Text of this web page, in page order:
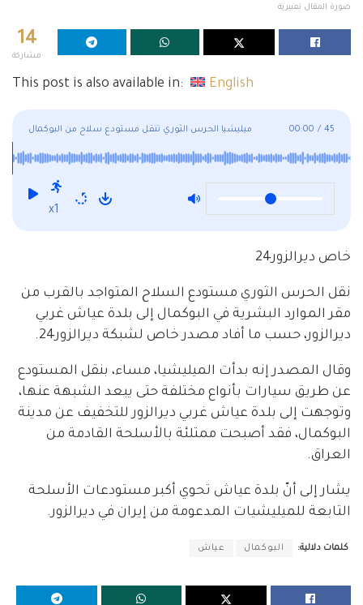
صورة المقال تعبيرية
14
مشاركة
This post is also available in: English
ميليشيا الحرس الثوري تنقل مستودع سلاح من البوكمال 00:00 / 45
x1
خاص ديرالزور24
نقل الحرس الثوري مستودع السلاح المتواجد بالقرب من
مقر الموارد البشرية في البوكمال إلى بلدة عياش غربي
ديرالزور، حسب ما أفاد مصدر خاص لشبكة ديرالزور24.
وقال المصدر إنه بدأت الميليشيا، مساء، بنقل المستودع
عن طريق سيارات بأنواع مختلفة حتى يبعد الشبهة عنها،
وتوجهت إلى بلدة عياش غربي ديرالزور للتخفيف عن مدينة
البوكمال، فقد أصبحت ممتلئة بالأسلحة القادمة من
العراق.
يشار إلى أنّ بلدة عياش تحوي أكبر مستودعات الأسلحة
التابعة للميليشيات المدعومة من إيران في ديرالزور.
كلمات دلالية: البوكمال عياش